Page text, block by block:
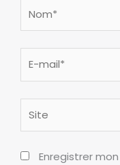
mail*
Enregistrer